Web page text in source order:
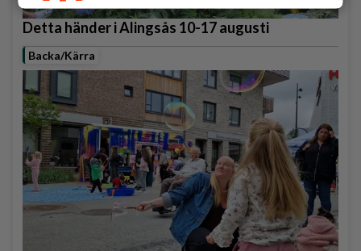
Detta händer i Alingsås 10-17 augusti
Backa/Kärra